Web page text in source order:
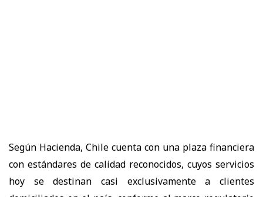
Según Hacienda, Chile cuenta con una plaza financiera
con estándares de calidad reconocidos, cuyos servicios
hoy se destinan casi exclusivamente a clientes